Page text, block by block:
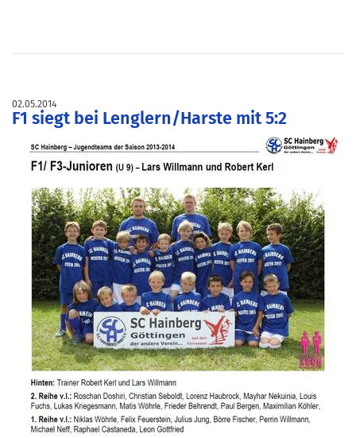
02.05.2014
F1 siegt bei Lenglern/Harste mit 5:2